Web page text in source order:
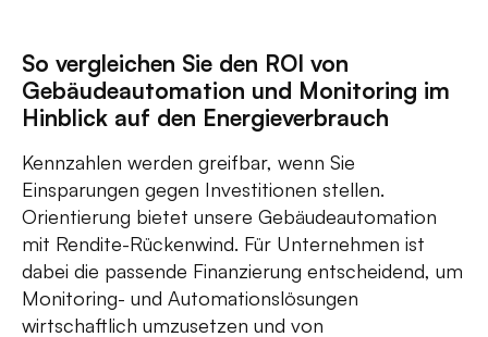
So vergleichen Sie den ROI von
Gebäudeautomation und Monitoring im
Hinblick auf den Energieverbrauch
Kennzahlen werden greifbar, wenn Sie
Einsparungen gegen Investitionen stellen.
Orientierung bietet unsere Gebäudeautomation
mit Rendite-Rückenwind. Für Unternehmen ist
dabei die passende Finanzierung entscheidend, um
Monitoring- und Automationslösungen
wirtschaftlich umzusetzen und von